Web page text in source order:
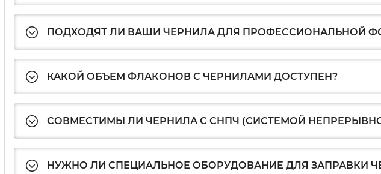
ПОДХОДЯТ ЛИ ВАШИ ЧЕРНИЛА ДЛЯ ПРОФЕССИОНАЛЬНОЙ
КАКОЙ ОБЪЕМ ФЛАКОНОВ С ЧЕРНИЛАМИ ДОСТУПЕН?
СОВМЕСТИМЫ ЛИ ЧЕРНИЛА С СНПЧ (СИСТЕМОЙ
НУЖНО ЛИ СПЕЦИАЛЬНОЕ ОБОРУДОВАНИЕ ДЛЯ ЗАПРАВКИ